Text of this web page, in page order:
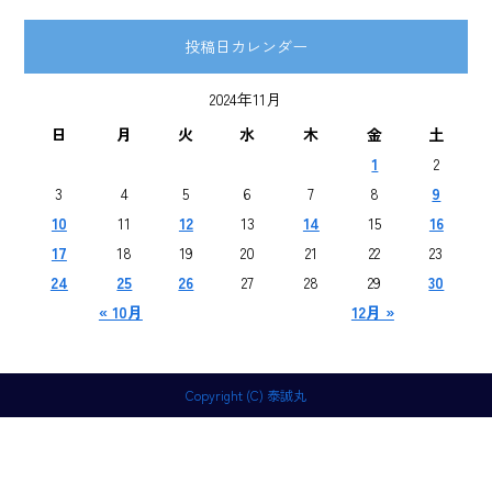
投稿日カレンダー
2024年11月
日
月 火 水 木 金 土
« 10月 12月 »
1
2
3
4 5 6 7 8
9
10
11 12 13 14 15
16
17
18 19 20 21 22
23
24
25 26 27 28 29 30
Copyright (C) 泰誠丸